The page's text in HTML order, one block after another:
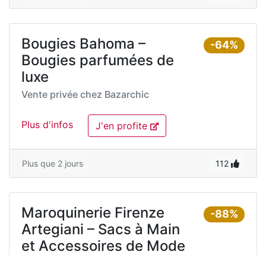
-64%
Bougies Bahoma –
Bougies parfumées de
luxe
Vente privée chez Bazarchic
Plus d'infos J'en profite
Plus que 2 jours 112
-88%
Maroquinerie Firenze
Artegiani – Sacs à Main
et Accessoires de Mode